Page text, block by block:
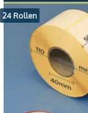
24 Rollen